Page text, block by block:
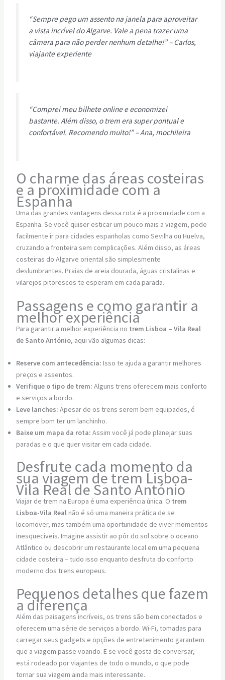
“Sempre pego um assento na janela para aproveitar
a vista incrível do Algarve. Vale a pena trazer uma
câmera para não perder nenhum detalhe!” – Carlos,
viajante experiente
“Comprei meu bilhete online e economizei
bastante. Além disso, o trem era super pontual e
confortável. Recomendo muito!” – Ana, mochileira
O charme das áreas costeiras
e a proximidade com a
Espanha
Uma das grandes vantagens dessa rota é a proximidade com a
Espanha. Se você quiser esticar um pouco mais a viagem, pode
facilmente ir para cidades espanholas como Sevilha ou Huelva,
cruzando a fronteira sem complicações. Além disso, as áreas
costeiras do Algarve oriental são simplesmente
deslumbrantes. Praias de areia dourada, águas cristalinas e
vilarejos pitorescos te esperam em cada parada.
Passagens e como garantir a
melhor experiência
Para garantir a melhor experiência no trem Lisboa – Vila Real
de Santo António, aqui vão algumas dicas:
Reserve com antecedência: Isso te ajuda a garantir melhores
preços e assentos.
Verifique o tipo de trem: Alguns trens oferecem mais conforto
e serviços a bordo.
Leve lanches: Apesar de os trens serem bem equipados, é
sempre bom ter um lanchinho.
Baixe um mapa da rota: Assim você já pode planejar suas
paradas e o que quer visitar em cada cidade.
Desfrute cada momento da
sua viagem de trem Lisboa-
Vila Real de Santo António
Viajar de trem na Europa é uma experiência única. O trem
Lisboa-Vila Realnão é só uma maneira prática de se
locomover, mas também uma oportunidade de viver momentos
inesquecíveis. Imagine assistir ao pôr do sol sobre o oceano
Atlântico ou descobrir um restaurante local em uma pequena
cidade costeira – tudo isso enquanto desfruta do conforto
moderno dos trens europeus.
Pequenos detalhes que fazem
a diferença
Além das paisagens incríveis, os trens são bem conectados e
oferecem uma série de serviços a bordo. Wi-Fi, tomadas para
carregar seus gadgets e opções de entretenimento garantem
que a viagem passe voando. E se você gosta de conversar,
está rodeado por viajantes de todo o mundo, o que pode
tornar sua viagem ainda mais interessante.